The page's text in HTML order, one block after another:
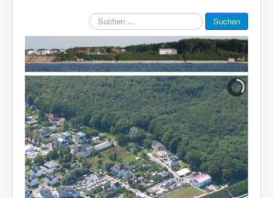
Suchen
...
Suchen